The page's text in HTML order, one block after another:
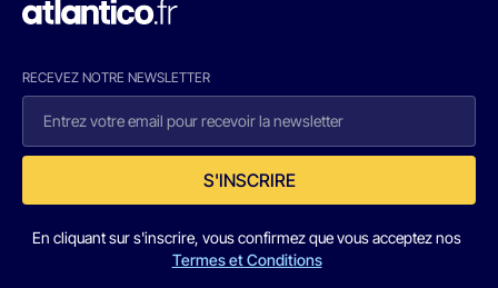
RECEVEZ NOTRE NEWSLETTER
S'INSCRIRE
En cliquant sur s'inscrire, vous confirmez que vous acceptez nos
Termes et Conditions